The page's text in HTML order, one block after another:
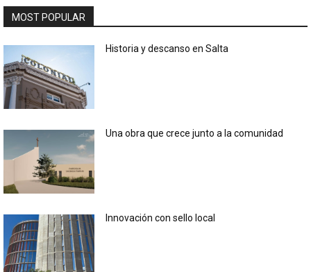
MOST POPULAR
Historia y descanso en Salta
Una obra que crece junto a la comunidad
Innovación con sello local